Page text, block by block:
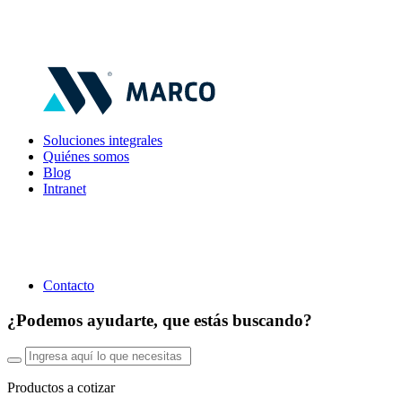
Soluciones integrales
Quiénes somos
Blog
Intranet
Contacto
¿Podemos ayudarte, que estás buscando?
Productos a cotizar